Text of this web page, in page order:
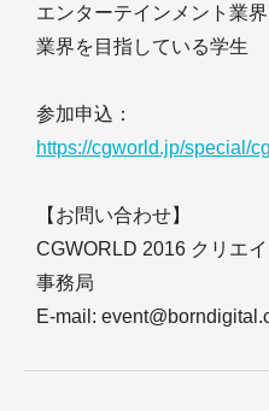
エンターテインメント業
業界を目指している学生
参加申込：
https://cgworld.jp/special/
【お問い合わせ】
CGWORLD 2016 クリエ
事務局
E-mail: